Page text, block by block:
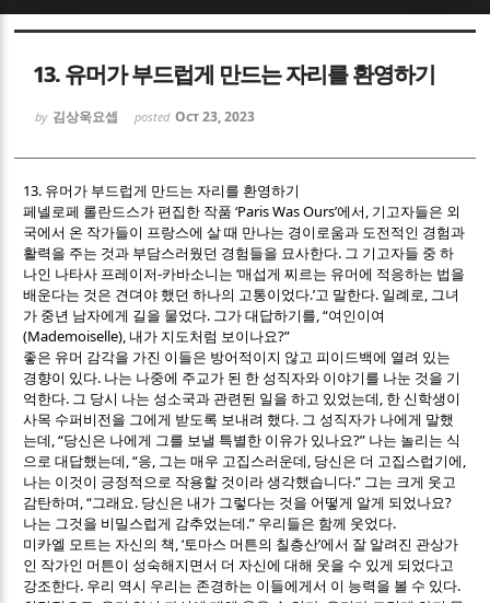
13. 유머가 부드럽게 만드는 자리를 환영하기
by 김상욱요셉 posted Oct 23, 2023
13. 유머가 부드럽게 만드는 자리를 환영하기
페넬로페 롤란드스가 편집한 작품‘Paris Was Ours’에서 , 기고자들은 외
국에서 온 작가들이 프랑스에 살 때 만나는 경이로움과 도전적인 경험과
활력을 주는 것과 부담스러웠던 경험들을 묘사한다. 그 기고자들 중 하
나인 나타사 프레이저-카바소니는‘매섭게 찌르는 유머에 적응하는 법을
배운다는 것은 견뎌야 했던 하나의 고통이었다.’고 말한다. 일례로 , 그녀
가 중년 남자에게 길을 물었다. 그가 대답하기를, “여인이여
(Mademoiselle),내가 지도처럼 보이나요?”
좋은 유머 감각을 가진 이들은 방어적이지 않고 피이드백에 열려 있는
경향이 있다. 나는 나중에 주교가 된 한 성직자와 이야기를 나눈 것을 기
억한다. 그 당시 나는 성소국과 관련된 일을 하고 있었는데 , 한 신학생이
사목 수퍼비전을 그에게 받도록 보내려 했다. 그 성직자가 나에게 말했
는데 , “당신은 나에게 그를 보낼 특별한 이유가 있나요?” 나는 놀리는 식
으로 대답했는데 , “응, 그는 매우 고집스러운데 , 당신은 더 고집스럽기에 ,
나는 이것이 긍정적으로 작용할 것이라 생각했습니다.” 그는 크게 웃고
감탄하며 , “그래요 . 당신은 내가 그렇다는 것을 어떻게 알게 되었나요?
나는 그것을 비밀스럽게 감추었는데 .” 우리들은 함께 웃었다.
미카엘 모트는 자신의 책 , ‘토마스 머튼의 칠층산’에서 잘 알려진 관상가
인 작가인 머튼이 성숙해지면서 더 자신에 대해 웃을 수 있게 되었다고
강조한다. 우리 역시 우리는 존경하는 이들에게서 이 능력을 볼 수 있다.
Sketchbook5, 스케치북5
Sketchbook5, 스케치북5
Sketchbook5, 스케치북5
Sketchbook5, 스케치북5